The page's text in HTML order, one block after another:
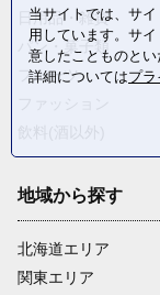
日用品・雑貨
パン・菓子類
フルーツ
地域から探す
北海道エリア
関東エリア
当サイトでは、サ
用しています。サ
意したことものとい
詳細についてはプ